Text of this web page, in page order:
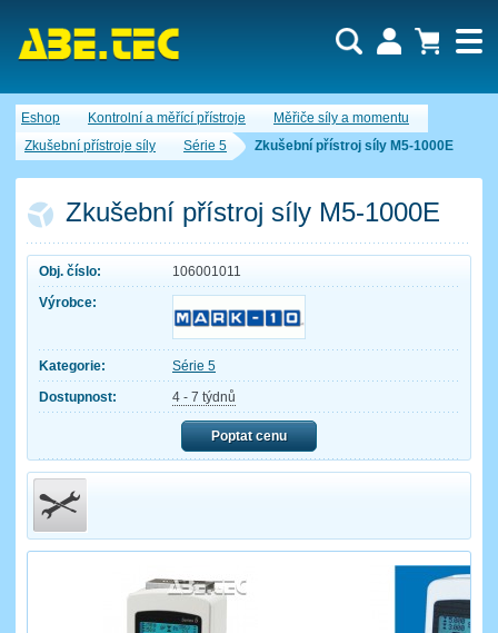
Eshop Kontrolní a měřící přístroje
Měřiče síly a momentu
Zkušební přístroje síly
Série 5 Zkušební přístroj síly M5-1000E
Zkušební přístroj síly M5-1000E
Obj. číslo:
106001011
Výrobce:
Kategorie:
Série 5
Dostupnost:
4 - 7 týdnů
Poptat cenu
Nákupní košík je momentálně prázdný.
Obsah košíku
Počet produktů:0
Cena celkem:0,00 CZK
Uživatel:
Heslo:
Zapomenuté heslo Nová registrace